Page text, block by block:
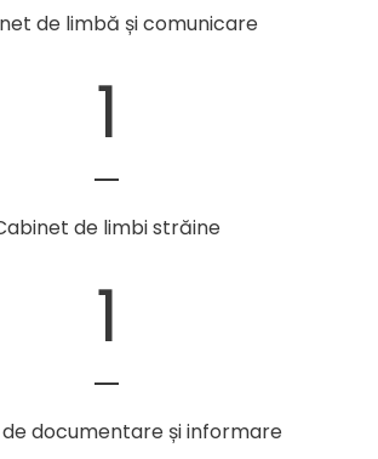
de limbă și comunicare
1
de limbi străine
1
documentare și informare